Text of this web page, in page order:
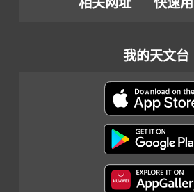
相关网址
快速
我的天文台